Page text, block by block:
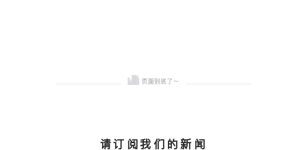
请订阅我们的新闻